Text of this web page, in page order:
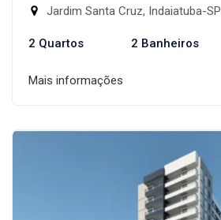
Jardim Santa Cruz, Indaiatuba-SP
2 Quartos 2 Banheiros
Mais informações